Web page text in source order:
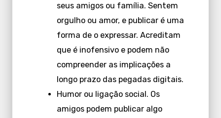
seus amigos ou família. Sentem
orgulho ou amor, e publicar é uma
forma de o expressar. Acreditam
que é inofensivo e podem não
compreender as implicações a
longo prazo das pegadas digitais.
Humor ou ligação social. Os
amigos podem publicar algo